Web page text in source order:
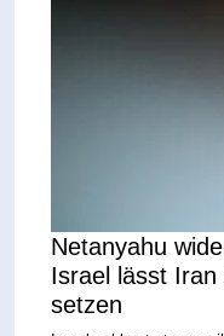
Netanyahu
Israel lässt Iran
setzen